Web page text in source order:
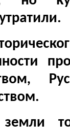
земли